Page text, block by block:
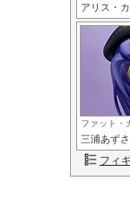
アリス・
ファット・
三浦あずさ
フィ